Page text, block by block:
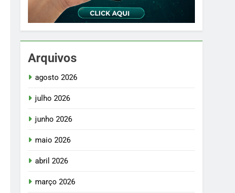
Arquivos
agosto 2026
julho 2026
junho 2026
maio 2026
abril 2026
março 2026